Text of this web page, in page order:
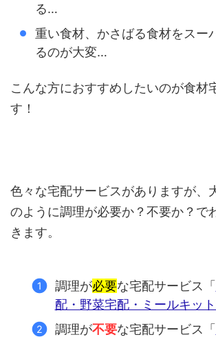
る…
重い食材、かさばる食材をスー
るのが大変…
こんな方におすすめしたいのが食材
す！
色々な宅配サービスがありますが、
のように調理が必要か？不要か？で
きます。
調理が必要な宅配サービス「
配・野菜宅配・ミールキッ
調理が不要な宅配サービス「